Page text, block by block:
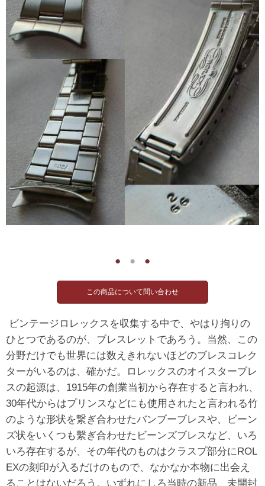
● ● ●
ビンテージロレックスを収集する中で、やはり拘りの
ひとつであるのが、ブレスレットであろう。当然、この
分野だけでも世界には数えきれないほどのブレスコレク
ターがいるのは、確かだ。ロレックスのオイスターブレ
スの起源は、1915年の創業当初から存在すると言われ、
30年代からはプリンスなどにも使用されたと言われる竹
のような形状を繋ぎ合わせたバンブーブレスや、ビーン
ズ状をいくつも繫ぎ合わせたビーンズブレスなど、いろ
いろ存在するが、その年代のものはクラスプ部分にROL
EXの刻印が入るだけのもので、なかなか本物に出会え
ることはないだろう。いずれにしろ当時の新品、未開封